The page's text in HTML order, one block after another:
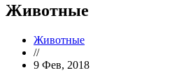
Животные
Животные
//
9 Фев, 2018